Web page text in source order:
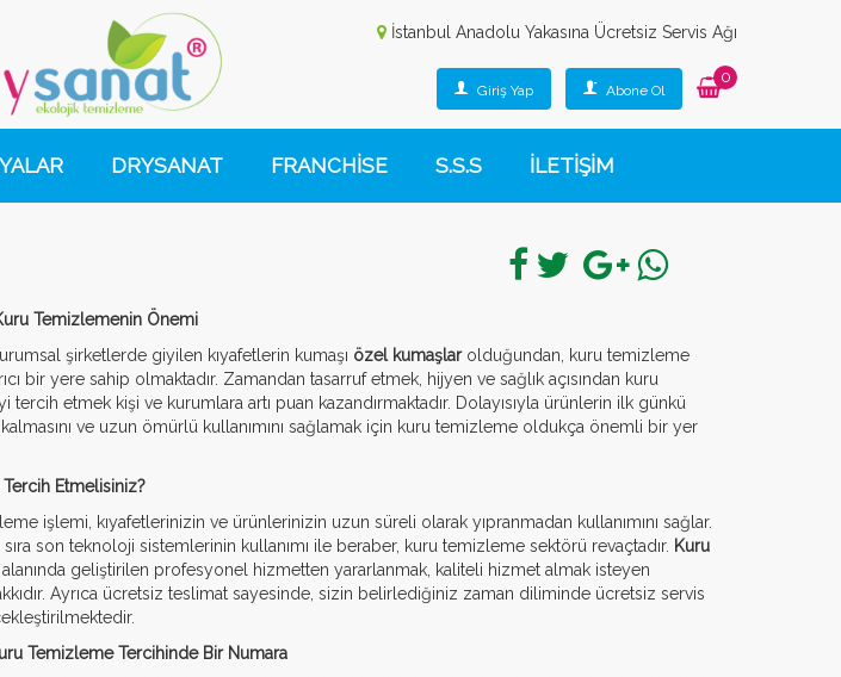
İstanbul Anadolu Yakasına Ücretsiz Servis Ağı
Giriş Yap Abone Ol
0
DRYSANAT FRANCHİSE S.S.S İLETİŞİM
Temizlemenin Önemi
şirketlerde giyilen kıyafetlerin kumaşı özel kumaşlarolduğundan, kuru temizleme
bir yere sahip olmaktadır. Zamandan tasarruf etmek, hijyen ve sağlık açısından kuru
tercih etmek kişi ve kurumlara artı puan kazandırmaktadır. Dolayısıyla ürünlerin ilk günkü
ve uzun ömürlü kullanımını sağlamak için kuru temizleme oldukça önemli bir yer
Etmelisiniz?
işlemi, kıyafetlerinizin ve ürünlerinizin uzun süreli olarak yıpranmadan kullanımını sağlar.
sıra son teknoloji sistemlerinin kullanımı ile beraber, kuru temizleme sektörü revaçtadır. Kuru
geliştirilen profesyonel hizmetten yararlanmak, kaliteli hizmet almak isteyen
Ayrıca ücretsiz teslimat sayesinde, sizin belirlediğiniz zaman diliminde ücretsiz servis
Temizleme Tercihinde Bir Numara